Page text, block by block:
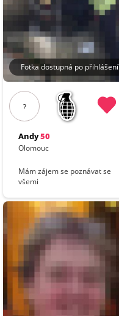
Fotka dostupná po přihlášení
?
Andy50
Olomouc
Mám zájem se poznávat se
všemi